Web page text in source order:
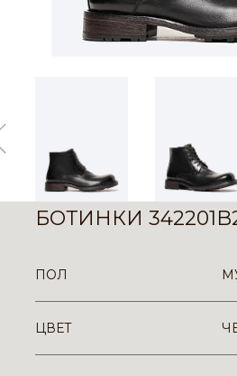
БОТИНКИ
ПОЛ
ЦВЕТ